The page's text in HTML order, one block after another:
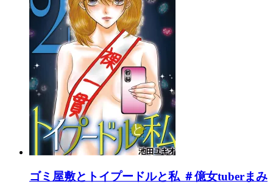
ゴミ屋敷とトイプードルと私 ＃億女tuberまみ